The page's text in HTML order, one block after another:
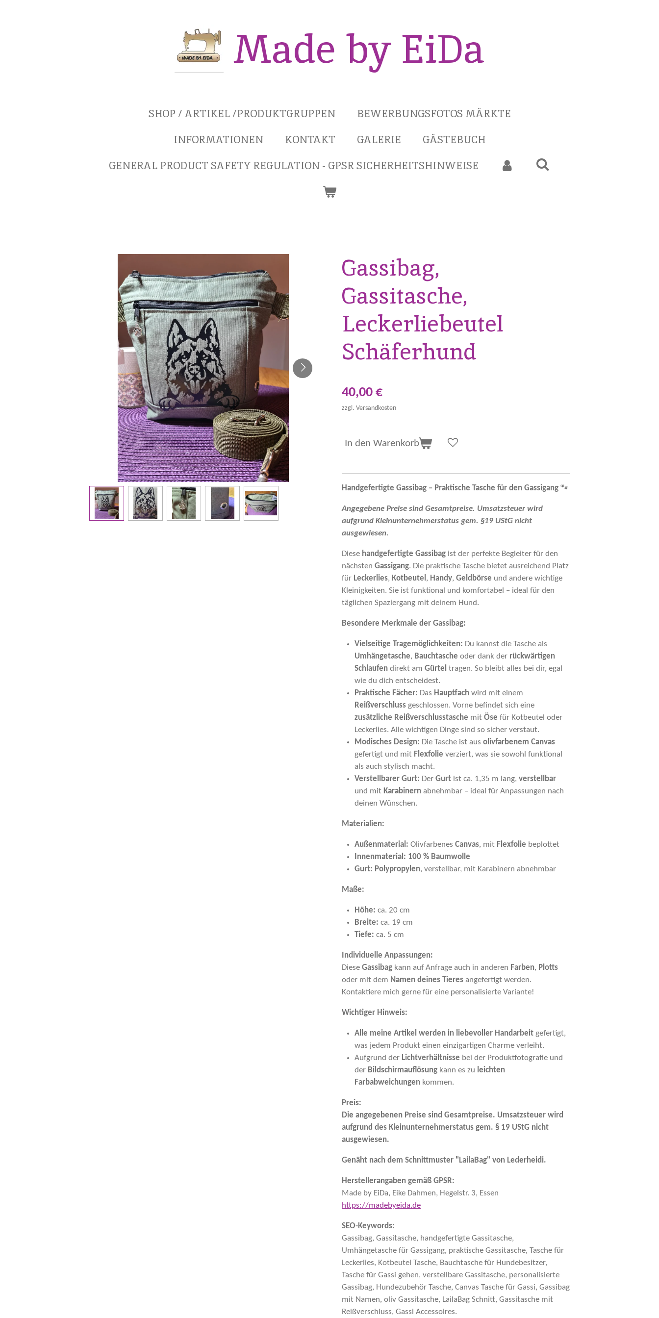
Made by EiDa
SHOP / ARTIKEL /PRODUKTGRUPPEN
BEWERBUNGSFOTOS MÄRKTE
INFORMATIONEN
KONTAKT GALERIE
GÄSTEBUCH
GENERAL PRODUCT SAFETY REGULATION - GPSR SICHERHEITSHINWEISE
Gassibag,
Gassitasche,
Leckerliebeutel
Schäferhund
40,00 €
zzgl. Versandkosten
In den Warenkorb
Handgefertigte Gassibag – Praktische Tasche für den Gassigang 🐾
Angegebene Preise sind Gesamtpreise. Umsatzsteuer wird
aufgrund Kleinunternehmerstatus gem. §19 UStG nicht
ausgewiesen.
Diese handgefertigte Gassibag ist der perfekte Begleiter für den
nächsten Gassigang. Die praktische Tasche bietet ausreichend Platz
für Leckerlies, Kotbeutel , Handy, Geldbörse und andere wichtige
Kleinigkeiten. Sie ist funktional und komfortabel – ideal für den
täglichen Spaziergang mit deinem Hund.
Besondere Merkmale der Gassibag:
Vielseitige Tragemöglichkeiten: Du kannst die Tasche als
Umhängetasche, Bauchtasche oder dank der rückwärtigen
Schlaufendirekt am Gürtel tragen. So bleibt alles bei dir, egal
wie du dich entscheidest.
Praktische Fächer: Das Hauptfachwird mit einem
Reißverschlussgeschlossen. Vorne befindet sich eine
zusätzliche Reißverschlusstasche mit Öse für Kotbeutel oder
Leckerlies. Alle wichtigen Dinge sind so sicher verstaut.
Modisches Design: Die Tasche ist aus olivfarbenem Canvas
gefertigt und mit Flexfolie verziert, was sie sowohl funktional
als auch stylisch macht.
Verstellbarer Gurt: Der Gurtist ca. 1,35 m lang, verstellbar
und mit Karabinernabnehmbar – ideal für Anpassungen nach
deinen Wünschen.
Materialien:
Außenmaterial: Olivfarbenes Canvas, mit Flexfolie beplottet
Innenmaterial: 100 % Baumwolle
Gurt: Polypropylen, verstellbar, mit Karabinern abnehmbar
Maße:
Höhe: ca. 20 cm
Breite: ca. 19 cm
Tiefe: ca. 5 cm
Individuelle Anpassungen:
Diese Gassibag kann auf Anfrage auch in anderen Farben, Plotts
oder mit dem Namen deines Tieres angefertigt werden.
Kontaktiere mich gerne für eine personalisierte Variante!
Wichtiger Hinweis:
Alle meine Artikel werden in liebevoller Handarbeitgefertigt,
was jedem Produkt einen einzigartigen Charme verleiht.
Aufgrund der Lichtverhältnisse bei der Produktfotografie und
der Bildschirmauflösungkann es zu leichten
Farbabweichungenkommen.
Preis:
Die angegebenen Preise sind Gesamtpreise. Umsatzsteuer wird
aufgrund des Kleinunternehmerstatus gem. § 19 UStG nicht
ausgewiesen.
Genäht nach dem Schnittmuster "LailaBag" von Lederheidi.
Herstellerangaben gemäß GPSR:
Made by EiDa, Eike Dahmen, Hegelstr. 3, Essen
https://madebyeida.de
SEO-Keywords:
Gassibag, Gassitasche, handgefertigte Gassitasche,
Umhängetasche für Gassigang, praktische Gassitasche, Tasche für
Leckerlies, Kotbeutel Tasche, Bauchtasche für Hundebesitzer,
Tasche für Gassi gehen, verstellbare Gassitasche, personalisierte
Gassibag, Hundezubehör Tasche, Canvas Tasche für Gassi, Gassibag
mit Namen, oliv Gassitasche, LailaBag Schnitt, Gassitasche mit
Reißverschluss, Gassi Accessoires.